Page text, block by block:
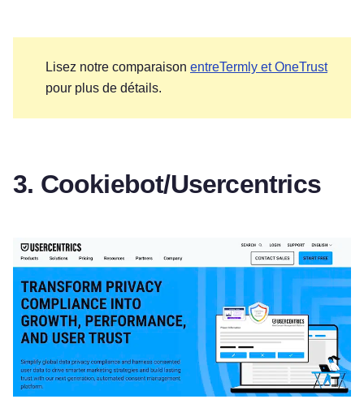
Lisez notre comparaison entreTermly et OneTrust
pour plus de détails.
3. Cookiebot/Usercentrics